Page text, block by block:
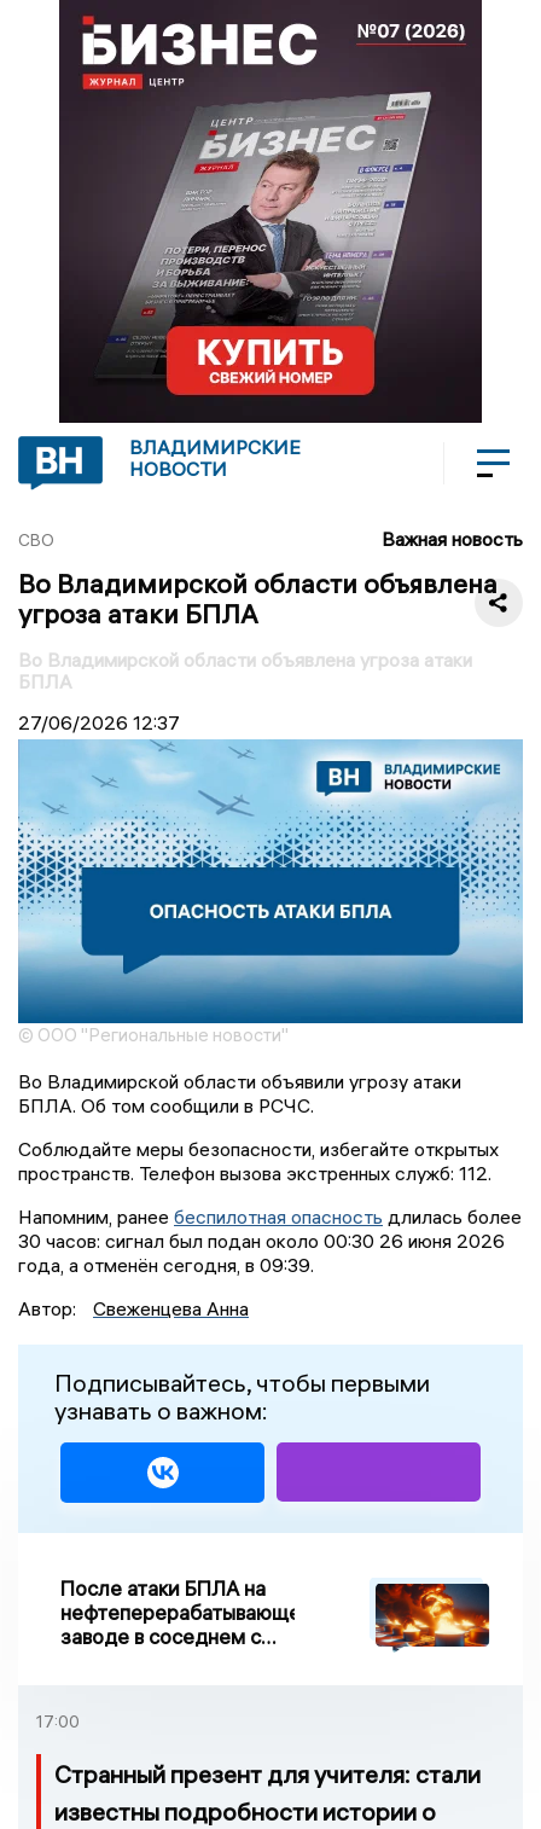
ВЛАДИМИРСКИЕ
НОВОСТИ
СВО Важная новость
Во Владимирской области объявлена
угроза атаки БПЛА
Во Владимирской области объявлена угроза атаки
БПЛА
27/06/2026 12:37
© ООО "Региональные новости"
Во Владимирской области объявили угрозу атаки
БПЛА. Об том сообщили в РСЧС.
Соблюдайте меры безопасности, избегайте открытых
пространств. Телефон вызова экстренных служб: 112.
Напомним, ранее беспилотная опасность длилась более
30 часов: сигнал был подан около 00:30 26 июня 2026
года, а отменён сегодня, в 09:39.
Автор:
Свеженцева Анна
Подписывайтесь, чтобы первыми
узнавать о важном:
После атаки БПЛА на
нефтеперерабатывающем
заводе в соседнем с
17:00
Странный презент для учителя: стали
известны подробности истории о